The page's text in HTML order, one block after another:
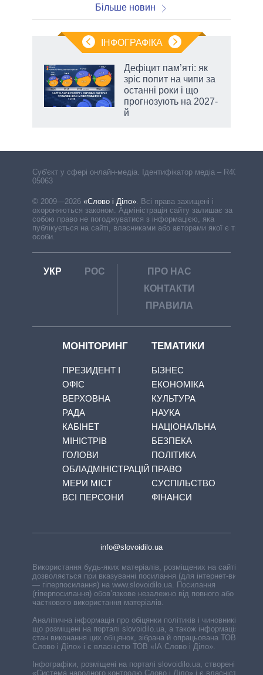
Більше новин
ІНФОГРАФІКА
Дефіцит пам’яті: як
зріс попит на чипи за
останні роки і що
прогнозують на 2027-
й
Cуб'єкт у сфері онлайн-медіа. Ідентифікатор медіа – R40-
05063
© 2009—2026 «Слово і Діло» Всі права захищені і
охороняються законом. Адміністрація сайту залишає за
собою право не погоджуватися з інформацією, яка
публікується на сайті, власниками або авторами якої є треті
особи.
УКР РОС
ПРО НАС
КОНТАКТИ
ПРАВИЛА
МОНІТОРИНГ
ПРЕЗИДЕНТ І
ОФІС
ВЕРХОВНА
РАДА
КАБІНЕТ
МІНІСТРІВ
ГОЛОВИ
ОБЛАДМІНІСТРАЦІЙ
МЕРИ МІСТ
ВСІ ПЕРСОНИ
ТЕМАТИКИ
БІЗНЕС
ЕКОНОМІКА
КУЛЬТУРА
НАУКА
НАЦІОНАЛЬНА
БЕЗПЕКА
ПОЛІТИКА
ПРАВО
СУСПІЛЬСТВО
ФІНАНСИ
info@slovoidilo.ua
Використання будь-яких матеріалів, розміщених на сайті,
дозволяється при вказуванні посилання (для інтернет-видань
— гіперпосилання) на www.slovoidilo.ua. Посилання
(гіперпосилання) обов’язкове незалежно від повного або
часткового використання матеріалів.
Аналітична інформація про обіцянки політиків і чиновників,
що розміщені на порталі slovoidilo.ua, а також інформація про
стан виконання цих обіцянок, зібрана й опрацьована ТОВ «ІА
Слово і Діло» і є власністю ТОВ «ІА Слово і Діло».
Інфографіки, розміщені на порталі slovoidilo.ua, створені ГО
«Система народного контролю Слово і Діло» і є власністю